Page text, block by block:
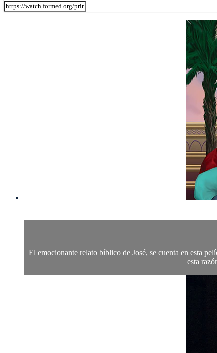
El emocionante relato bíblico de José, se cuenta en esta
esta